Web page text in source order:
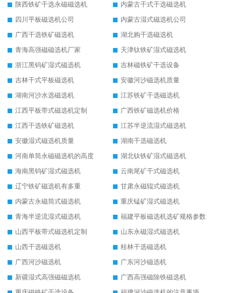
陕西铁矿干选永磁磁选机
内蒙古干式干选磁选机
四川平板磁选机公司
内蒙古湿式磁选机公司
广西干选铁矿磁选机
湖北购干选磁选机
青海高强磁磁选机厂家
天津钛铁矿湿式磁选机
浙江黑钨矿湿式磁选机
吉林磁铁矿干选设备
吉林干式平板磁选机
安徽河沙磁选机质量
湖南河沙水选磁选机
江苏铁矿干选磁选机
江西平板带式磁选机定制
广西铁矿磁选机价格
江西干选铁矿磁选机
江苏半逆流湿式磁选机
安徽湿式磁选机质量
湖南干选磁选机
河南单筒永磁磁选机的高度
湖北钛铁矿湿式磁选机
海南黑钨矿湿式磁选机
云南尾矿干式磁选机
辽宁铁矿磁选机有多重
甘肃永磁辊式磁选机
内蒙古永磁筒式磁选机
重庆锰矿湿式磁选机
青海半逆流湿式磁选机
福建平板磁选机选矿规格参数
山西平板带式磁选机定制
山东永磁湿式磁选机
山西干选磁选机
桂林干选磁选机
广西河沙磁选机
广东河沙磁选机
新疆湿式高强磁磁选机
广西高强磁除铁磁选机